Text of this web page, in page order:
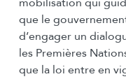
que le
d’engager un
les Premières
que la loi entre en